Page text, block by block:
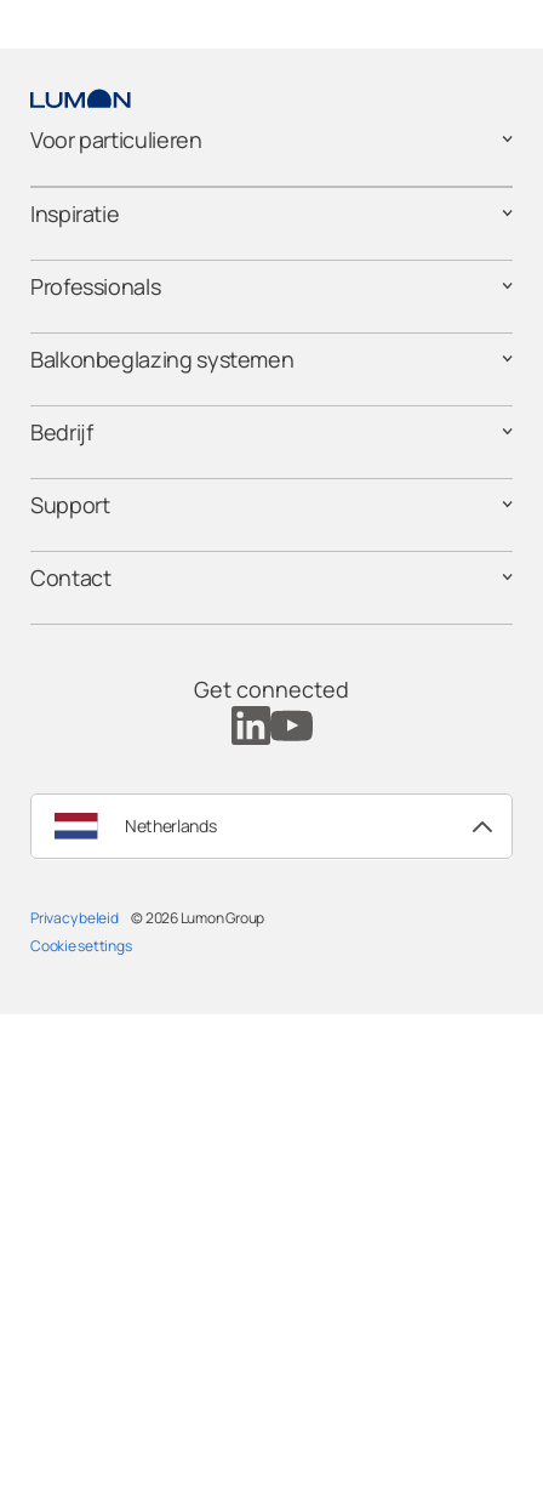
Voor particulieren
Inspiratie
Professionals
Balkonbeglazing systemen
Bedrijf
Support
Contact
Get connected
Netherlands
Privacy beleid
Cookie settings
© 2026Lumon Group